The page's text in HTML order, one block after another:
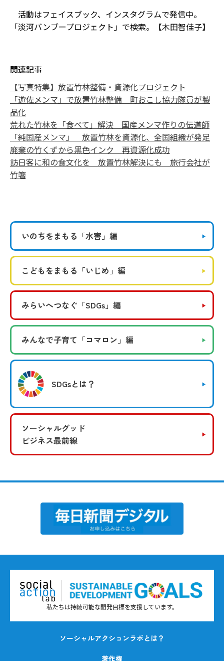
活動はフェイスブック、インスタグラムで発信中。
「淡河バンブープロジェクト」で検索。【木田智佳子】
関連記事
【写真特集】放置竹林整備・資源化プロジェクト
「遊佐メンマ」で放置竹林整備 町おこし協力隊員が製
品化
荒れた竹林を「食べて」解決 国産メンマ作りの伝道師
「純国産メンマ」 放置竹林を資源化、全国組織が発足
廃棄の竹くずから黒色インク 再資源化成功
訪日客に和の食文化を 放置竹林解決にも 旅行会社が
竹箸
いのちをまもる 「水害」編
こどもをまもる 「いじめ」編
みらいへつなぐ 「SDGs」編
みんなで子育て 「コマロン」編
SDGsとは？
ソーシャルグッド
ビジネス最前線
私たちは持続可能な開発目標を支援しています。
ソーシャルアクションラボとは？
著作権